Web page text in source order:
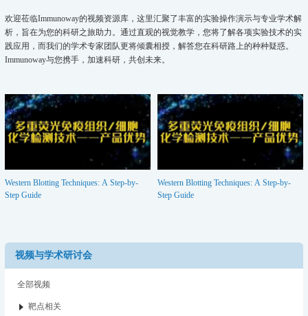
视频与学术研讨会
全部视频
靶点相关
欢迎莅临Immunoway的视频资源库，这里汇聚了丰富的实验操作演示与专业学术解
析，旨在为您的科研之旅助力。通过直观的视觉教学，您将了解各项实验技术的实
践应用，而我们的学术专家团队更将倾囊相授，解答您在科研路上的种种疑惑。
Immunoway与您携手，加速科研，共创未来。
Western Blotting Techniques: A Step-by-
Step Guide
Western Blotting Techniques: A Step-by-
Step Guide